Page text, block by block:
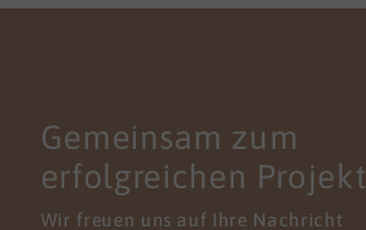
Gemeinsam zum
erfolgreichen Projekt
Wir freuen uns auf Ihre Nachricht